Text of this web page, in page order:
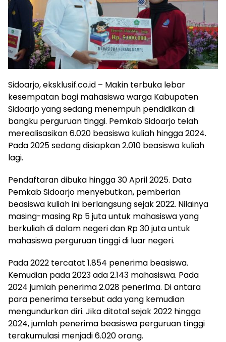
Sidoarjo, eksklusif.co.id – Makin terbuka lebar
kesempatan bagi mahasiswa warga Kabupaten
Sidoarjo yang sedang menempuh pendidikan di
bangku perguruan tinggi. Pemkab Sidoarjo telah
merealisasikan 6.020 beasiswa kuliah hingga 2024.
Pada 2025 sedang disiapkan 2.010 beasiswa kuliah
lagi.
Pendaftaran dibuka hingga 30 April 2025. Data
Pemkab Sidoarjo menyebutkan, pemberian
beasiswa kuliah ini berlangsung sejak 2022. Nilainya
masing-masing Rp 5 juta untuk mahasiswa yang
berkuliah di dalam negeri dan Rp 30 juta untuk
mahasiswa perguruan tinggi di luar negeri.
Pada 2022 tercatat 1.854 penerima beasiswa.
Kemudian pada 2023 ada 2.143 mahasiswa. Pada
2024 jumlah penerima 2.028 penerima. Di antara
para penerima tersebut ada yang kemudian
mengundurkan diri. Jika ditotal sejak 2022 hingga
2024, jumlah penerima beasiswa perguruan tinggi
terakumulasi menjadi 6.020 orang.